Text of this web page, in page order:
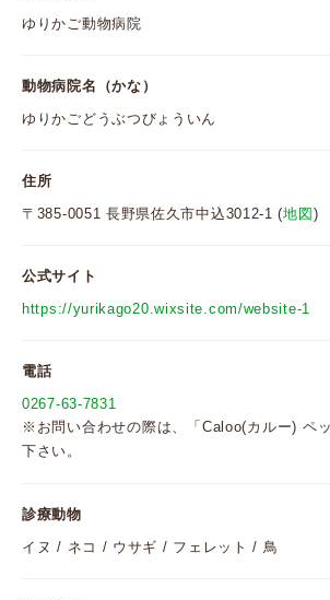
ゆりかご動物病院
動物病院名（かな）
ゆりかごどうぶつびょういん
住所
〒385-0051 長野県佐久市中込3012-1 (地図 )
公式サイト
https://yurikago20.wixsite.com/website-1
電話
0267-63-7831
※お問い合わせの際は、「Caloo(カルー) ペ
下さい。
診療動物
イヌ / ネコ / ウサギ / フェレット / 鳥